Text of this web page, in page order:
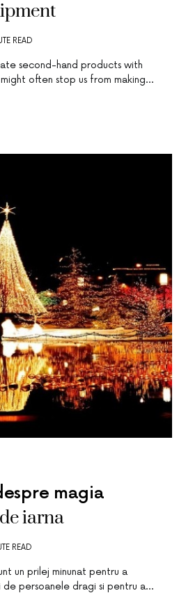
READ
second-hand products with
often stop us from making…
magia
iarna
READ
un prilej minunat pentru a
persoanele dragi si pentru a…